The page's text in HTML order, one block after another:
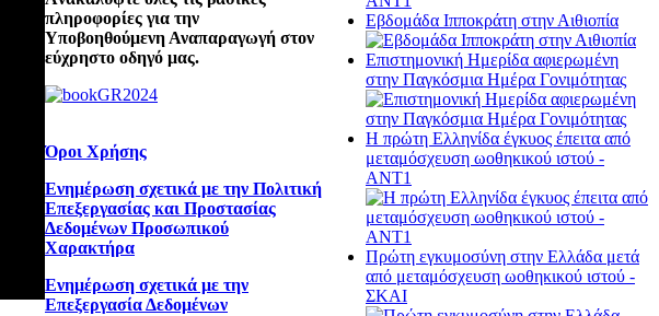
Εβδομάδα Ιπποκράτη στην Αιθιοπία
Επιστημονική Ημερίδα αφιερωμένη
στην Παγκόσμια Ημέρα Γονιμότητας
Η πρώτη Ελληνίδα έγκυος έπειτα από
μεταμόσχευση ωοθηκικού ιστού -
ΑΝΤ1
Πρώτη εγκυμοσύνη στην Ελλάδα μετά
από μεταμόσχευση ωοθηκικού ιστού -
ΣΚΑΙ
πληροφορίες για την
Υποβοηθούμενη Αναπαραγωγή στον
εύχρηστο οδηγό μας.
Όροι Χρήσης
Ενημέρωση σχετικά με την Πολιτική
Επεξεργασίας και Προστασίας
Δεδομένων Προσωπικού
Χαρακτήρα
Ενημέρωση σχετικά με την
Επεξεργασία Δεδομένων